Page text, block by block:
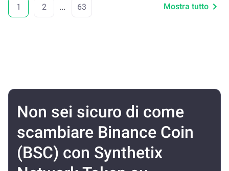
1 2 ... 63 Mostra tutto
Non sei sicuro di come
scambiare Binance Coin
(BSC) con Synthetix